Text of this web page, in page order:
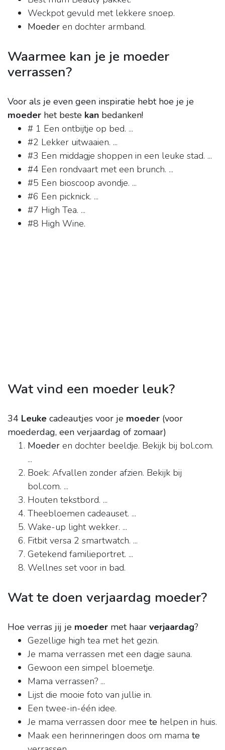
Weckpot gevuld met lekkere snoep.
Moeder en dochter armband.
Waarmee kan je je moeder
verrassen?
Voor als je even geen inspiratie hebt hoe je je
moeder het beste kan bedanken!
# 1 Een ontbijtje op bed. ...
#2 Lekker uitwaaien. ...
#3 Een middagje shoppen in een leuke stad. ...
#4 Een rondvaart met een brunch. ...
#5 Een bioscoop avondje. ...
#6 Een picknick. ...
#7 High Tea. ...
#8 High Wine.
Wat vind een moeder leuk?
34 Leuke cadeautjes voor je moeder (voor
moederdag, een verjaardag of zomaar)
Moeder en dochter beeldje. Bekijk bij bol.com.
...
Boek: Afvallen zonder afzien. Bekijk bij
bol.com. ...
Houten tekstbord. ...
Theebloemen cadeauset. ...
Wake-up light wekker. ...
Fitbit versa 2 smartwatch. ...
Getekend familieportret. ...
Wellnes set voor in bad.
Wat te doen verjaardag moeder?
Hoe verras jij je moeder met haar verjaardag?
Gezellige high tea met het gezin.
Je mama verrassen met een dagje sauna.
Gewoon een simpel bloemetje.
Mama verrassen? ...
Lijst die mooie foto van jullie in.
Een twee-in-één idee.
Je mama verrassen door mee te helpen in huis.
Maak een herinneringen doos om mama te